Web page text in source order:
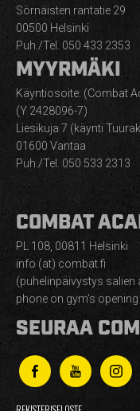
Sörnäisten rantatie 29
00500 Helsinki
Puh./Tel. 050 433 2353
MYYRMÄKI
Käyntiosoite: (Combat
(Y 2428096-7)
Liesikuja 7 (käynti
01600 Vantaa
Puh./Tel. 050 533 2313
COMBAT
PL 108, 00811 Helsinki
info (at) combat.fi
(puhelinpäivystys
phone on gym’s
SEURAA